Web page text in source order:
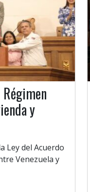
y
Ley del Acuerdo
Venezuela y